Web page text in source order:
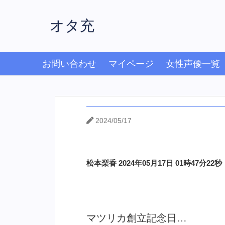
オタ充
お問い合わせ マイページ 女性声優一覧
2024/05/17
松本梨香 2024年05月17日 01時47分22秒
マツリカ創立記念日…